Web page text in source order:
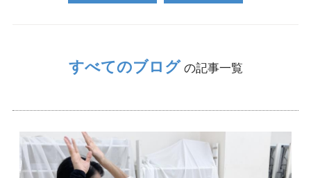
すべてのブログ の記事一覧